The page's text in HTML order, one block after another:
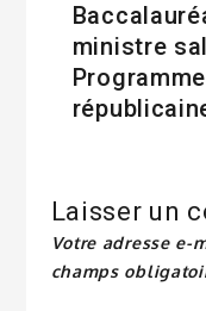
ministre
Laisser un
Votre adresse e-
champs